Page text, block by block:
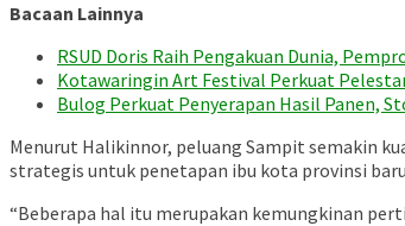
Bacaan Lainnya
RSUD Doris Raih Pengakuan Dunia,
Kotawaringin Art Festival Perkuat
Bulog Perkuat Penyerapan Hasil Panen,
Menurut Halikinnor, peluang Sampit semakin
strategis untuk penetapan ibu kota provinsi
“Beberapa hal itu merupakan kemungkinan